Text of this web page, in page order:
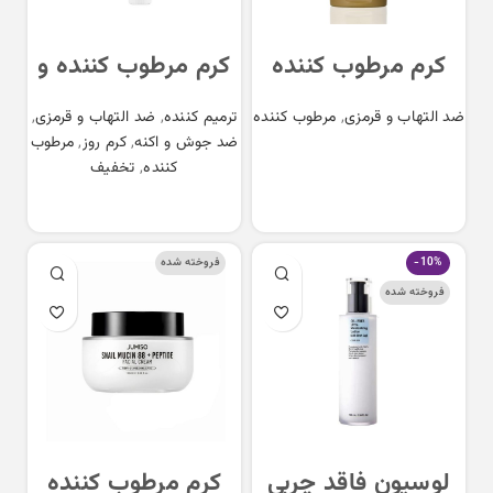
کرم مرطوب کننده
سنتلا ماداگاسکار
اسکین 1004
cream
ضد التهاب و قرمزی, مرطوب کننده
کرم مرطوب کننده و
ترمیم کننده 345
دکتر آلتیا DR.Altea
345 Relief Cream
ترمیم کننده, ضد التهاب و قرمزی,
ضد جوش و اکنه,کرم روز,مرطوب
کننده, تخفیف
-10%
فروخته شده
لوسیون فاقد چربی
فروخته شده
کرم مرطوب کننده